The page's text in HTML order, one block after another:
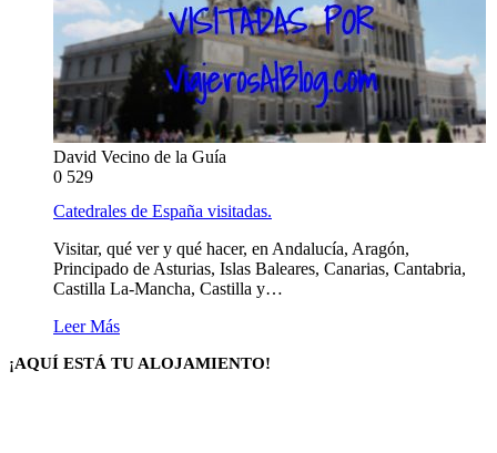
David Vecino de la Guía
0 529
Catedrales de España visitadas.
Visitar, qué ver y qué hacer, en Andalucía, Aragón,
Principado de Asturias, Islas Baleares, Canarias, Cantabria,
Castilla La-Mancha, Castilla y…
Leer Más
¡AQUÍ ESTÁ TU ALOJAMIENTO!